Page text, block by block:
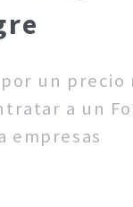
un precio
a un
empresas